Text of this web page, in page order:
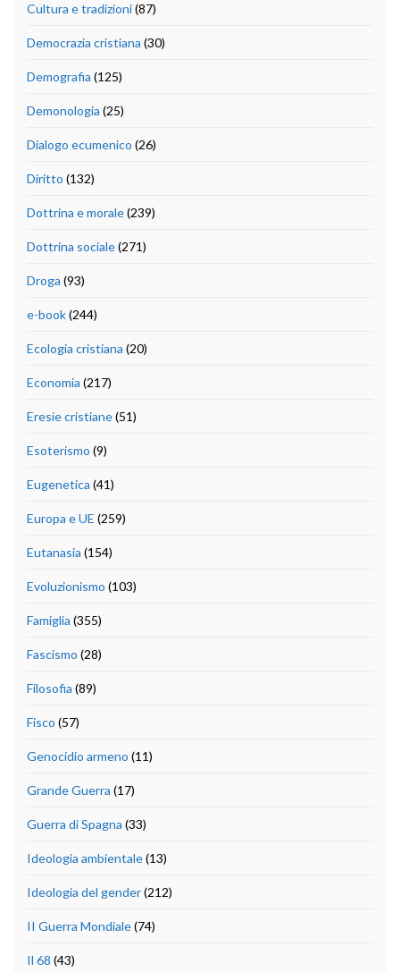
Cultura e tradizioni(87)
Democrazia cristiana (30)
Demografia (125)
Demonologia (25)
Dialogo ecumenico (26)
Diritto (132)
Dottrina e morale(239)
Dottrina sociale(271)
Droga (93)
e-book(244)
Ecologia cristiana (20)
Economia (217)
Eresie cristiane(51)
Esoterismo (9)
Eugenetica (41)
Europa e UE (259)
Eutanasia (154)
Evoluzionismo (103)
Famiglia (355)
Fascismo (28)
Filosofia (89)
Fisco (57)
Genocidio armeno (11)
Grande Guerra (17)
Guerra di Spagna (33)
Ideologia ambientale(13)
Ideologia del gender(212)
II Guerra Mondiale(74)
Il 68 (43)